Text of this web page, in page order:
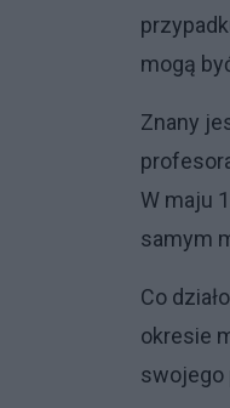
mogą
Znany
W maju
samym
Co
okresie
swojego